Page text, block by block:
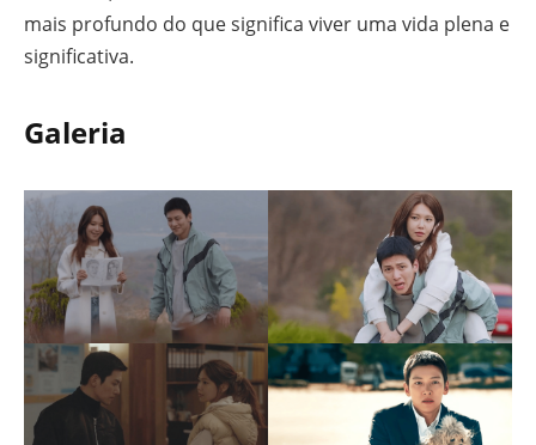
mais profundo do que significa viver uma vida plena e
significativa.
Galeria